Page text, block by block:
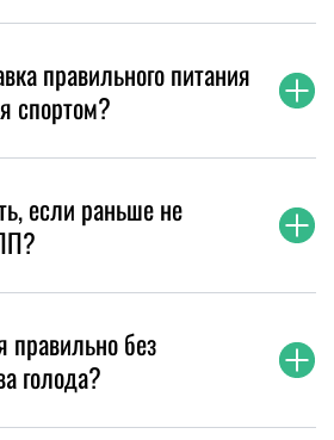
правильного питания
спортом?
если раньше не
правильно без
голода?